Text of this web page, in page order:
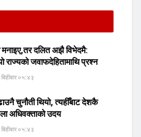
दलित अझै विभेदमै:
राज्यको जवाफदेहितामाथि प्रश्न
०५:४३
चुनौती थियो, त्यहीँबाट देशकै
अधिवक्ताको उदय
०५:४३